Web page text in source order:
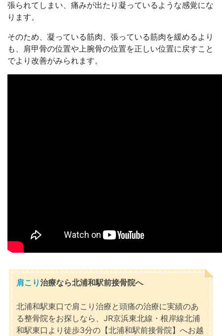
張られてしまい、痛みが出たり凝っているような感覚にな
ります。
そのため、凝っている筋肉、張っている筋肉を緩めるより
も、肩甲骨の位置や上腕骨の位置を正しい位置に戻すこと
でより改善がみられます。
肩こり治療なら北浦和駅前接骨院へ
北浦和駅東口で肩こり治療と頭痛の治療に実績のあ
る整骨院をお探しなら、JR京浜東北線・根岸線北浦
和駅東口より徒歩3分の【北浦和駅前接骨院】へお越